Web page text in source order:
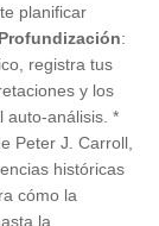
planificar
:
registra tus
y los
auto-análisis. *
Peter J. Carroll,
históricas
cómo la
la